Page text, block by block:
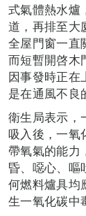
式氣體熱水爐
道，再排至大
全屋門窗一直
而短暫開啓木
因事發時正在
是在通風不良
衛生局表示，
吸入後，一氧
帶氧氣的能力
昏、噁心、嘔
何燃料爐具均
生一氧化碳中